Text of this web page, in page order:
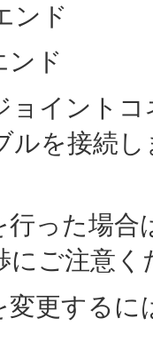
ンド
ンド
ョイント
ルを接続
った場
にご注意く
更する